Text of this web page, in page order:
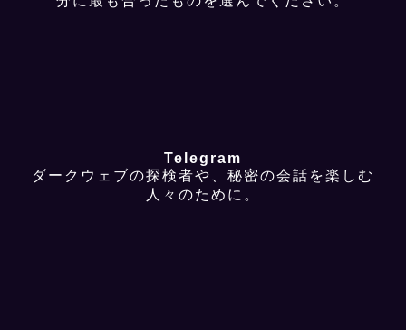
Telegram
ダークウェブの探検者や、秘密の会話を楽しむ
人々のために。